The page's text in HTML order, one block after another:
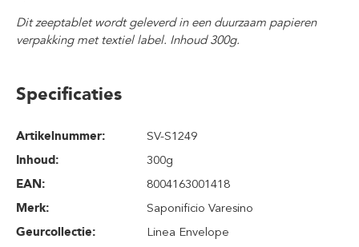
Dit zeeptablet wordt geleverd in een duurzaam papieren
verpakking met textiel label. Inhoud 300g.
Specificaties
Artikelnummer:
SV-S1249
Inhoud:
300g
EAN:
8004163001418
Merk:
Saponificio Varesino
Geurcollectie:
Linea Envelope